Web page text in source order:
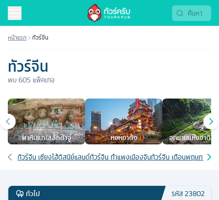
หน้าแรก ทัวร์จีน
ทัวร์จีน
พบ605 แพ็คเกจ
เมืองยอดนิยม
ผาหินแกะสลักต้าจู๋ หงหยาต้ง
อุทยานแห่งชาติห
สะพานสวรรค์
เส้นทางที่เกี่ยวข้อง
ทัวร์จีน เซี่ยงไฮ้ดิสนีย์แลนด์ทัวร์จีน กำแพงเมืองจีนทัวร์จีน เดือนพฤษภาคม
ทั่วไป รหัส23802